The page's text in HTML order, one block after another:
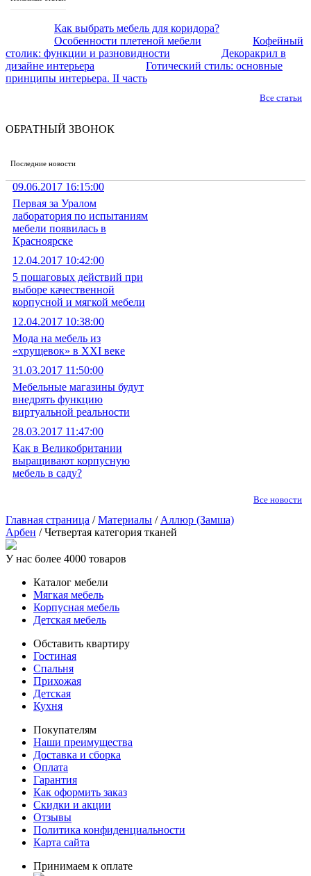
Как выбрать мебель для коридора?
Особенности плетеной мебели
Кофейный
столик: функции и разновидности
Декоракрил в
дизайне интерьера
Готический стиль: основные
принципы интерьера. II часть
Все статьи
ОБРАТНЫЙ ЗВОНОК
Последние новости
09.06.2017 16:15:00
Первая за Уралом
лаборатория по испытаниям
мебели появилась в
Красноярске
12.04.2017 10:42:00
5 пошаговых действий при
выборе качественной
корпусной и мягкой мебели
12.04.2017 10:38:00
Мода на мебель из
«хрущевок» в XXI веке
31.03.2017 11:50:00
Мебельные магазины будут
внедрять функцию
виртуальной реальности
28.03.2017 11:47:00
Как в Великобритании
выращивают корпусную
мебель в саду?
Все новости
Главная страница /Материалы / Аллюр (Замша)
Арбен / Четвертая категория тканей
У нас более 4000 товаров
Каталог мебели
Мягкая мебель
Корпусная мебель
Детская мебель
Обставить квартиру
Гостиная
Спальня
Прихожая
Детская
Кухня
Покупателям
Наши преимущества
Доставка и сборка
Оплата
Гарантия
Как оформить заказ
Скидки и акции
Отзывы
Политика конфиденциальности
Карта сайта
Принимаем к оплате